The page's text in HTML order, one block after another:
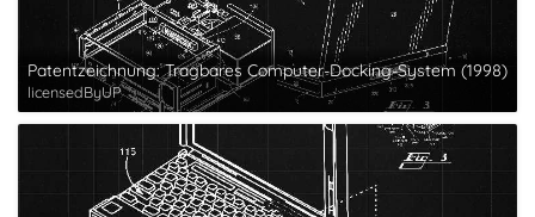
Patentzeichnung: Tragbares Computer-Docking-System (1998)
licensedByUP